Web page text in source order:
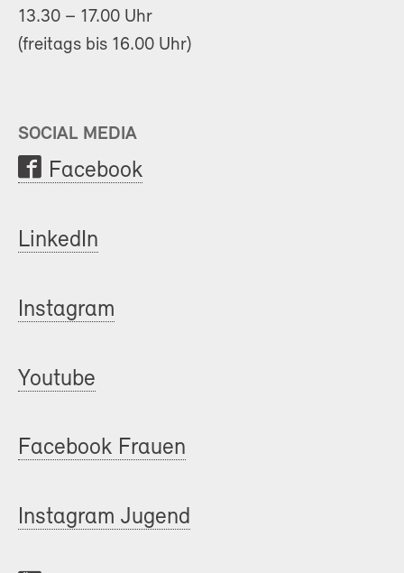
13.30 – 17.00 Uhr
(freitags bis 16.00 Uhr)
SOCIAL MEDIA
Facebook
LinkedIn
Instagram
Youtube
Facebook Frauen
Instagram Jugend